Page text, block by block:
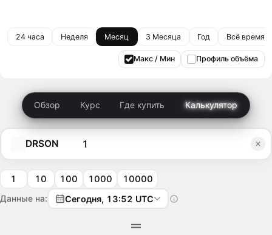
24 часа Неделя Месяц 3 Месяца Год Всё время
Макс / Мин Профиль объёма
Обзор Курс Где купить Калькулятор
DRSON
1 10 100 1000 10000
Данные на: Сегодня, 13:52 UTC